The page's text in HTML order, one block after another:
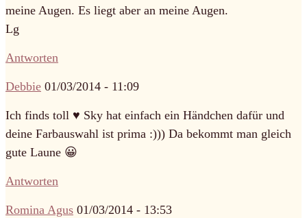
meine Augen. Es liegt aber an meine Augen.
Lg
Antworten
Debbie 01/03/2014 - 11:09
Ich finds toll ♥ Sky hat einfach ein Händchen dafür und
deine Farbauswahl ist prima :))) Da bekommt man gleich
gute Laune 😀
Antworten
Romina Agus 01/03/2014 - 13:53